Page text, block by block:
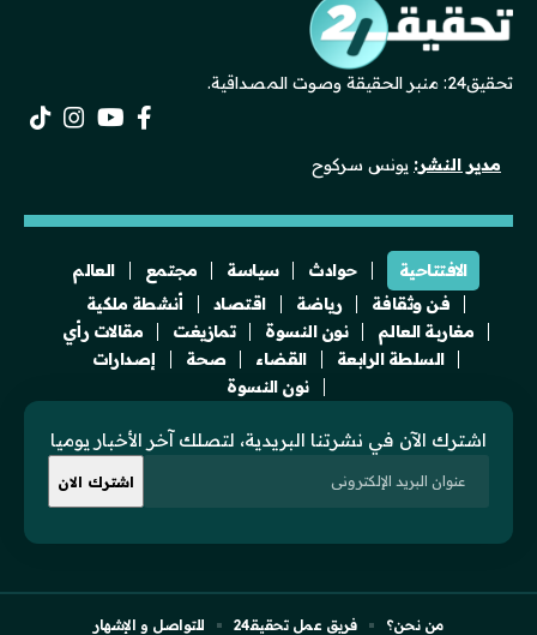
تحقيق24: منبر الحقيقة وصوت المصداقية.
مدير النشر: يونس سركوح
الافتتاحية حوادث سياسة مجتمع
العالم
فن وثقافة
رياضة اقتصاد
أنشطة ملكية
مغاربة العالم
نون النسوة تمازيغت
مقالات رأي
السلطة الرابعة
القضاء صحة
إصدارات
نون النسوة
اشترك الآن في نشرتنا البريدية، لتصلك آخر الأخبار يوميا
من نحن؟ فريق عمل تحقيقـ24 للتواصل و الإشهار